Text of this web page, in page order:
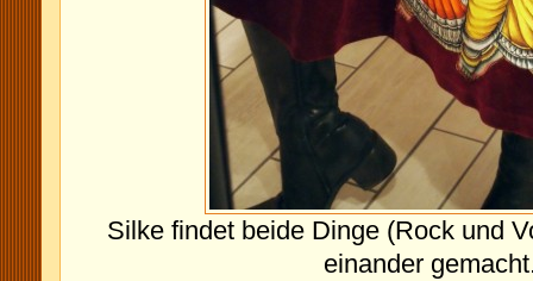
Silke findet beide Dinge (Rock und
einander